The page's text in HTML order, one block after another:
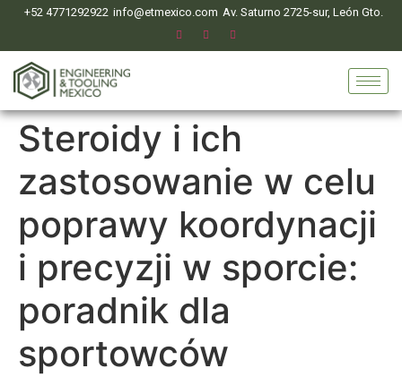
+52 4771292922 info@etmexico.com Av. Saturno 2725-sur, León Gto.
Steroidy i ich
zastosowanie w celu
poprawy koordynacji
i precyzji w sporcie:
poradnik dla
sportowców